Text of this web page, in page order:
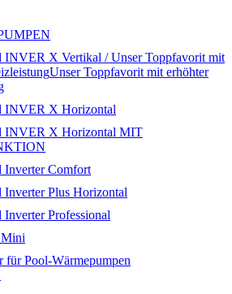
INVER X Vertikal / Unser Toppfavorit mit
Unser Toppfavorit mit erhöhter
INVER X Horizontal
INVER X Horizontal MIT
Inverter Comfort
Inverter Plus Horizontal
Inverter Professional
für Pool-Wärmepumpen